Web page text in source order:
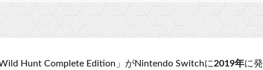
Hunt Complete Edition」がNintendo Switchに2019年に発